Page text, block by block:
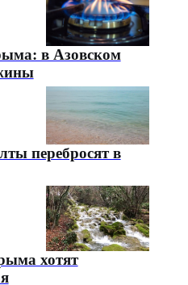
в Азовском
перебросят в
хотят